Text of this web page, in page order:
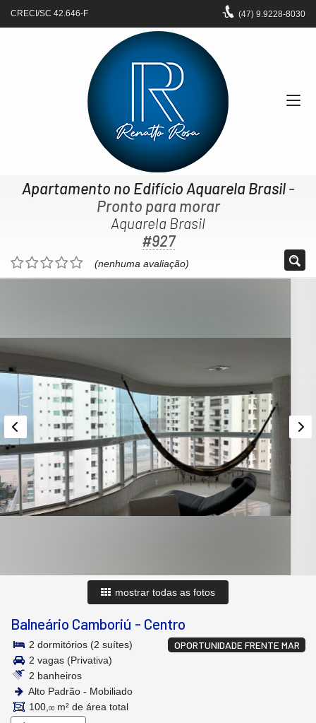
CRECI/SC 42.646-F (47) 9.9228-8030
Apartamento no Edifício Aquarela Brasil-
Pronto para morar
Aquarela Brasil
#927
(nenhuma avaliação)
mostrar todas as fotos
Balneário Camboriú - Centro
OPORTUNIDADE FRENTE MAR
2 dormitórios (2 suítes)
2 vagas (Privativa)
2 banheiros
Alto Padrão - Mobiliado
100, 00 m² de área total